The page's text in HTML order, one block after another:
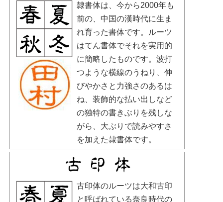
隷書体は、今から2000年も
前の、中国の漢時代に生ま
れ育った書体です。ルーツ
はてん書体でそれを実用的
に簡略したものです。波打
つような横線のうねり、伸
びやかさと力強さのあるは
ね、装飾的な払い出しなど
の独特の書きぶりを残しな
がら、大ぶりで読みやすさ
を加えた隷書体です。
古印体のルーツは大和古印
と呼ばれている奈良時代の